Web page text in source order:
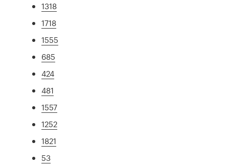
1318
1718
1555
685
424
481
1557
1252
1821
53